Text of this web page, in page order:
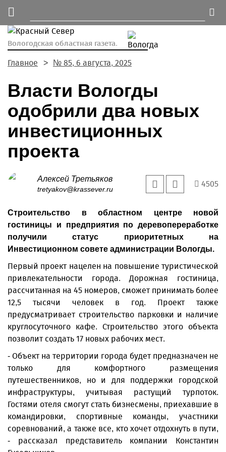
Вологодская областная газета.
Главное № 85, 6 августа, 2025
Власти Вологды
одобрили два новых
инвестиционных
проекта
Алексей Третьяков
tretyakov@krassever.ru
4505
Строительство в областном центре новой
гостиницы и предприятия по деревопереработке
получили статус приоритетных на
Инвестиционном совете администрации Вологды.
Первый проект нацелен на повышение туристической
привлекательности города. Дорожная гостиница,
рассчитанная на 45 номеров, сможет принимать более
12,5 тысячи человек в год. Проект также
предусматривает строительство парковки и наличие
круглосуточного кафе. Строительство этого объекта
позволит создать 17 новых рабочих мест.
- Объект на территории города будет предназначен не
только для комфортного размещения
путешественников, но и для поддержки городской
инфраструктуры, учитывая растущий турпоток.
Гостями отеля смогут стать бизнесмены, приехавшие в
командировки, спортивные команды, участники
соревнований, а также все, кто хочет отдохнуть в пути,
- рассказал представитель компании Константин